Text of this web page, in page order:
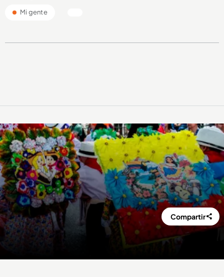
Mi gente
Compartir